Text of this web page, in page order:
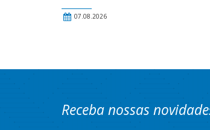
07.08.2026
Receba nossas